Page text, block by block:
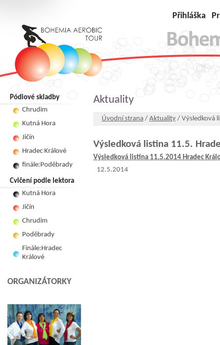
Přihláška
Pódiové skladby
Chrudim
Kutná Hora
Jičín
Hradec Králové
finále:Poděbrady
Cvičení podle lektora
Kutná Hora
Jičín
Chrudim
Poděbrady
Finále:Hradec
Králové
ORGANIZÁTORKY
Aktuality
Úvodní strana / Aktuality / Výsledková
Výsledková listina 11.5.
Výsledková listina 11.5.2014 Hradec
12.5.2014